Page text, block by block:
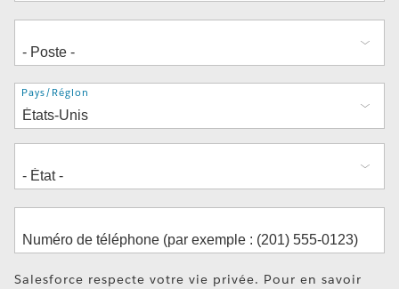
Adresse
Pays/Région
Salesforce respecte votre vie privée. Pour en savoir